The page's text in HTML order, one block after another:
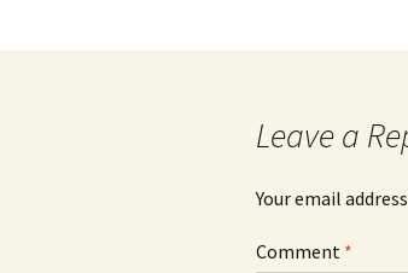
navigation
Leave a
Your email
Comment *